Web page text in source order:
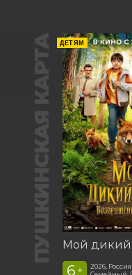
ПУШКИНСКАЯ КАРТА ДЕТЯМ
6 +
2026, Россия